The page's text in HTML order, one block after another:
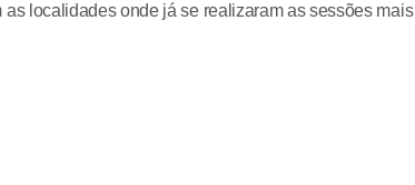
localidades onde já se realizaram as sessões mais